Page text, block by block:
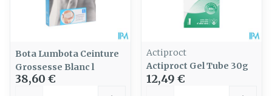
Bota Lumbota Ceinture
Grossesse Blanc l
38,60 €
Actiproct
Actiproct Gel Tube 30g
12,49 €